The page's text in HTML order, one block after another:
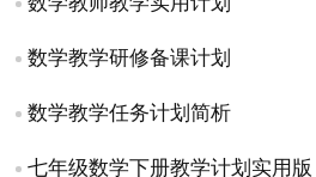
数学教学研修备课计划
数学教学任务计划简析
七年级数学下册教学计划实用版